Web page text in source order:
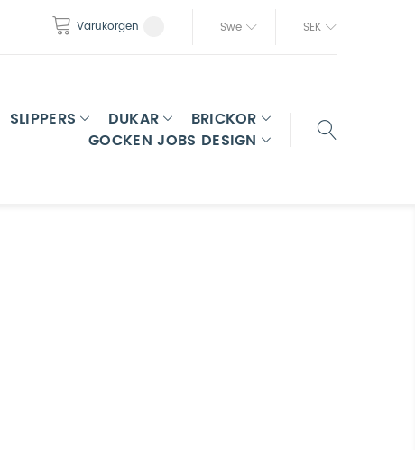
Swe SEK
Varukorgen
SLIPPERS DUKAR
BRICKOR
GOCKEN JOBS DESIGN